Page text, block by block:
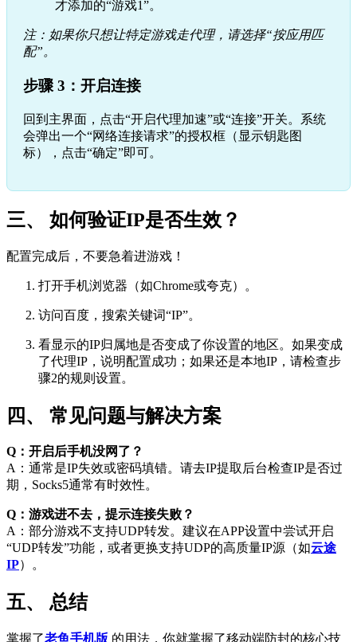
才添加的“游戏1”。
注：如果你只想让特定游戏走代理，请选择“按应用匹
配”。
步骤 3：开启连接
回到主界面，点击“开启代理加速”或“连接”开关。系统
会弹出一个“网络连接请求”的授权框（显示钥匙图
标），点击“确定”即可。
三、 如何验证IP是否生效？
配置完成后，不要急着进游戏！
打开手机浏览器（如Chrome或夸克）。
访问百度，搜索关键词“IP”。
看显示的IP归属地是否变成了你设置的地区。如果变成
了代理IP，说明配置成功；如果还是本地IP，请检查步
骤2的规则设置。
四、 常见问题与解决方案
Q：开启后手机没网了？
A：通常是IP失效或密码填错。请去IP提取后台检查IP是否过
期，Socks5通常有时效性。
Q：游戏进不去，提示连接失败？
A：部分游戏不支持UDP转发。建议在APP设置中尝试开启
“UDP转发”功能，或者更换支持UDP的高质量IP源（如云途
IP）。
五、 总结
掌握了老鱼手机版 的用法，你就掌握了移动端防封的核心技